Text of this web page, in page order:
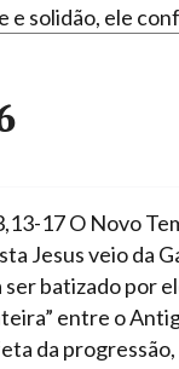
e solidão, ele
17 O Novo
Jesus veio da
ser batizado por
entre o
da